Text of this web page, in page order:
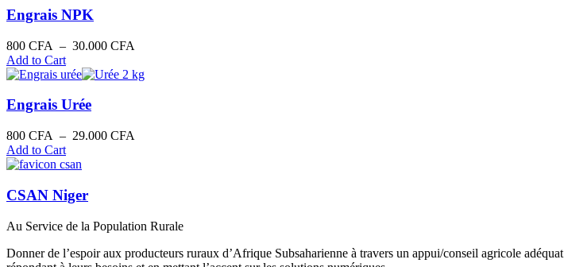
Engrais NPK
800 CFA – 30.000 CFA
prix :
Add to Cart
Engrais Urée
800 CFA – 29.000 CFA
Add to Cart
CSAN Niger
Au Service de la Population Rurale
Donner de l’espoir aux producteurs ruraux d’Afrique Subsaharienne à travers un appui/conseil agricole adéquat